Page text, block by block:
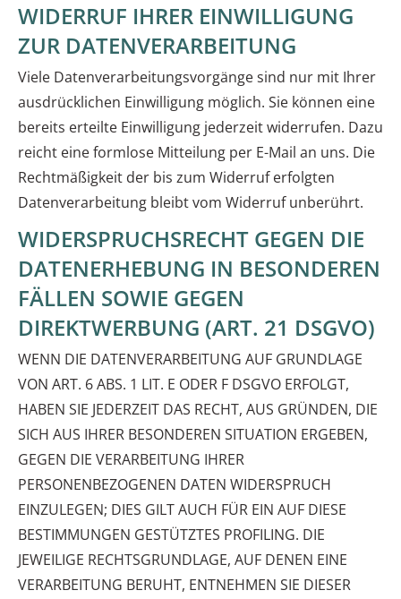
WIDERRUF IHRER EINWILLIGUNG
ZUR DATENVERARBEITUNG
Viele Datenverarbeitungsvorgänge sind nur mit Ihrer
ausdrücklichen Einwilligung möglich. Sie können eine
bereits erteilte Einwilligung jederzeit widerrufen. Dazu
reicht eine formlose Mitteilung per E-Mail an uns. Die
Rechtmäßigkeit der bis zum Widerruf erfolgten
Datenverarbeitung bleibt vom Widerruf unberührt.
WIDERSPRUCHSRECHT GEGEN DIE
DATENERHEBUNG IN BESONDEREN
FÄLLEN SOWIE GEGEN
DIREKTWERBUNG (ART. 21 DSGVO)
WENN DIE DATENVERARBEITUNG AUF GRUNDLAGE
VON ART. 6 ABS. 1 LIT. E ODER F DSGVO ERFOLGT,
HABEN SIE JEDERZEIT DAS RECHT, AUS GRÜNDEN, DIE
SICH AUS IHRER BESONDEREN SITUATION ERGEBEN,
GEGEN DIE VERARBEITUNG IHRER
PERSONENBEZOGENEN DATEN WIDERSPRUCH
EINZULEGEN; DIES GILT AUCH FÜR EIN AUF DIESE
BESTIMMUNGEN GESTÜTZTES PROFILING. DIE
JEWEILIGE RECHTSGRUNDLAGE, AUF DENEN EINE
VERARBEITUNG BERUHT, ENTNEHMEN SIE DIESER